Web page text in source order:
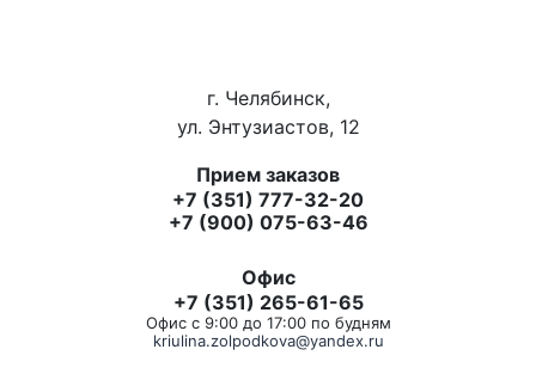
г. Челябинск,
ул. Энтузиастов, 12
Прием заказов
+7 (351) 777-32-20
+7 (900) 075-63-46
Офис
+7 (351) 265-61-65
Офис с 9:00 до 17:00 по будням
kriulina.zolpodkova@yandex.ru